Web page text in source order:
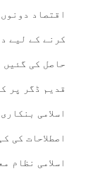
اقتصاد
کرنے کے لیے
حاصل کی گئیں
قدیم ڈگر پر
اسلامی
اصطلاحات کی
اسلامی نظام